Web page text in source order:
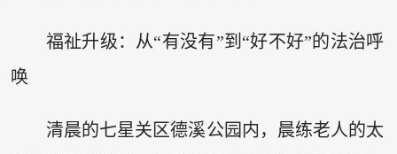
福祉升级：从“有没有”到“好不好”的法治呼
唤
清晨的七星关区德溪公园内，晨练老人的太